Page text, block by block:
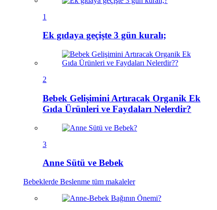
1
Ek gıdaya geçişte 3 gün kuralı;
2
Bebek Gelişimini Artıracak Organik Ek
Gıda Ürünleri ve Faydaları Nelerdir?
3
Anne Sütü ve Bebek
Bebeklerde Beslenme tüm makaleler